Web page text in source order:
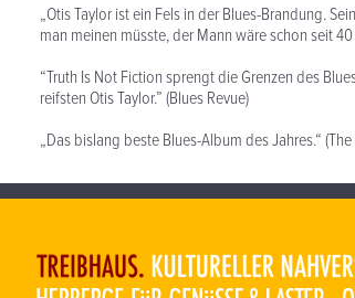
„Otis Taylor ist ein Fels in der Blues-Brandung.
man meinen müsste, der Mann wäre schon seit
“Truth Is Not Fiction sprengt die Grenzen des
reifsten Otis Taylor.” (Blues Revue)
„Das bislang beste Blues-Album des Jahres.“ (The